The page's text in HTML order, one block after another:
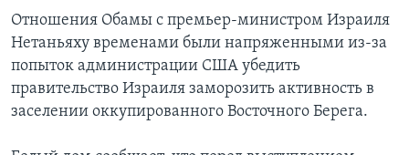
Отношения Обамы с премьер-министром Израиля
Нетаньяху временами были напряженными из-за
попыток администрации США убедить
правительство Израиля заморозить активность в
заселении оккупированного Восточного Берега.